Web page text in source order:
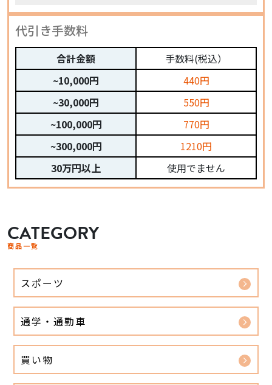
代引き手数料
合計金額
~10,000円
~30,000円
~100,000円
~300,000円
30万円以上
手数料(税込）
440円
550円
770円
1210円
使用でません
CATEGORY
商品一覧
スポーツ
通学・通勤車
買い物